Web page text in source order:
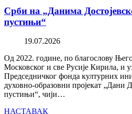
Срби на „Данима
пустињи“
19.07.2026
Од 2022. године, по благослову
Московског и све Русије Кирила, и
Председничког фонда културних
духовно-образовни пројекат „Дани
пустињи“, чији…
НАСТАВАК